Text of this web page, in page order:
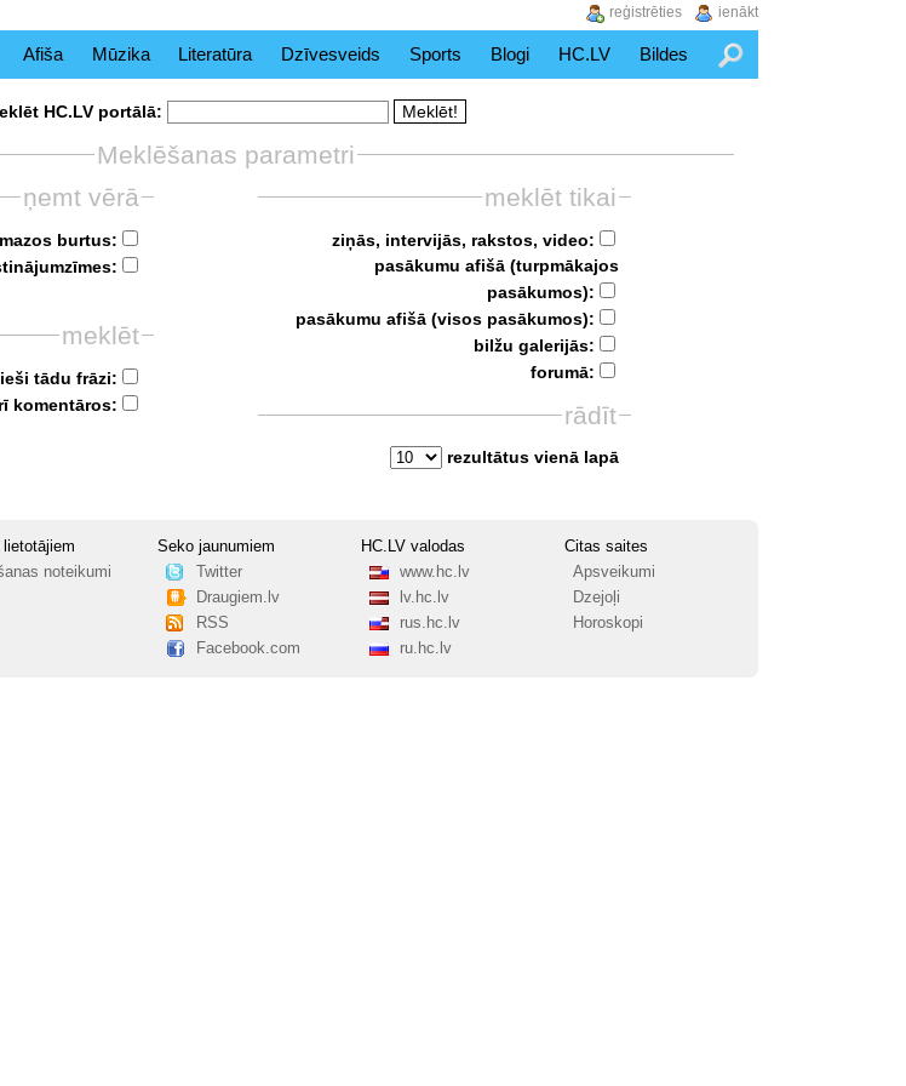
Afiša Mūzika Literatūra Dzīvesveids Sports Blogi HC.LV Bildes Meklēšana
HC.LV portālā:
Meklēšanas parametri
ņemt vērā
burtus:
meklēt
tādu frāzi:
komentāros:
meklēt tikai
ziņās, intervijās, rakstos, video:
pasākumu afišā (turpmākajos
pasākumos):
pasākumu afišā (visos pasākumos):
bilžu galerijās:
forumā:
rādīt
rezultātus vienā lapā
lietotājiem
noteikumi
Seko jaunumiem
Twitter
Draugiem.lv
RSS
Facebook.com
HC.LV valodas
www.hc.lv
lv.hc.lv
rus.hc.lv
ru.hc.lv
Citas saites
Apsveikumi
Dzejoļi
Horoskopi
ienākt
reģistrēties